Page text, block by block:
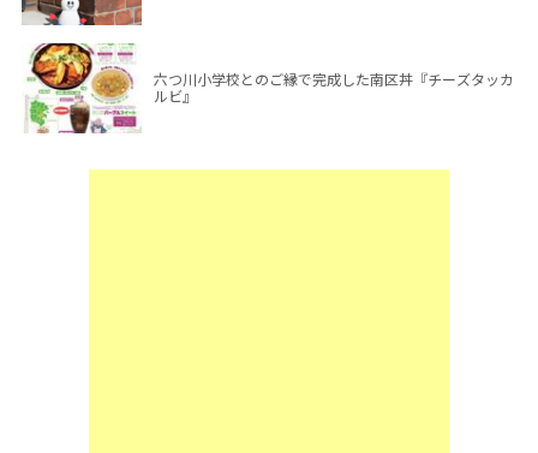
六つ川小学校とのご縁で完成した南区丼『チーズタッカ
ルビ』